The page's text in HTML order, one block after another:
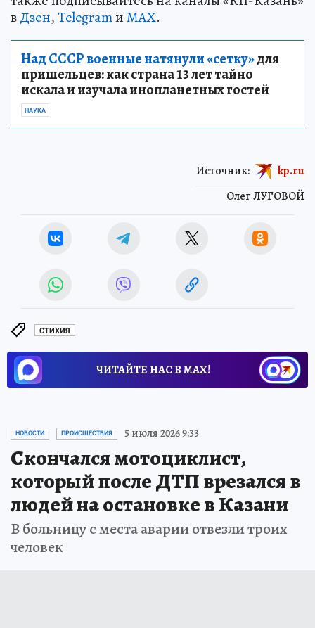
вДзен,TelegramиMAX.
Над СССР военные натянули «сетку»для
пришельцев: как страна 13 лет тайно
искала и изучала инопланетных гостей
НАУКА
Олег ЛУГОВОЙ
Источник: kp.ru
СТИХИЯ
ЧИТАЙТЕ НАС В МАХ!
НОВОСТИ ПРОИСШЕСТВИЯ 5 июля 2026 9:33
Скончался мотоциклист,
который после ДТП врезался в
людей на остановке в Казани
В больницу с места аварии отвезли троих
человек